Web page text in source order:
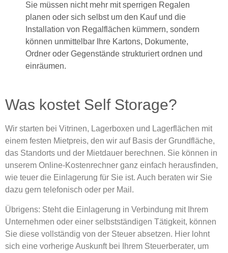
Sie müssen nicht mehr mit sperrigen Regalen
planen oder sich selbst um den Kauf und die
Installation von Regalflächen kümmern, sondern
können unmittelbar Ihre Kartons, Dokumente,
Ordner oder Gegenstände strukturiert ordnen und
einräumen.
Was kostet Self Storage?
Wir starten bei Vitrinen, Lagerboxen und Lagerflächen mit
einem festen Mietpreis, den wir auf Basis der Grundfläche,
das Standorts und der Mietdauer berechnen. Sie können in
unserem Online-Kostenrechner ganz einfach herausfinden,
wie teuer die Einlagerung für Sie ist. Auch beraten wir Sie
dazu gern telefonisch oder per Mail.
Übrigens: Steht die Einlagerung in Verbindung mit Ihrem
Unternehmen oder einer selbstständigen Tätigkeit, können
Sie diese vollständig von der Steuer absetzen. Hier lohnt
sich eine vorherige Auskunft bei Ihrem Steuerberater, um